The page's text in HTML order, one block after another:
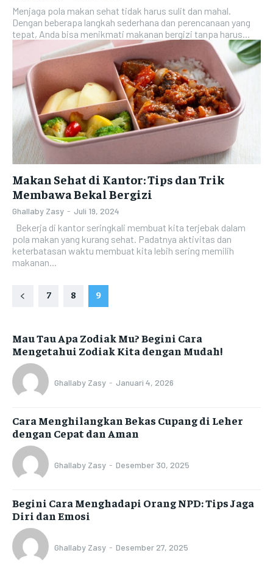
Menjaga pola makan sehat tidak harus sulit dan mahal.
Dengan beberapa langkah sederhana dan perencanaan yang
tepat, Anda bisa menikmati makanan bergizi tanpa harus...
Makan Sehat di Kantor: Tips dan Trik
Membawa Bekal Bergizi
Ghallaby Zasy - Juli 19, 2024
pola makan yang kurang sehat. Padatnya aktivitas dan
keterbatasan waktu membuat kita lebih sering memilih
makanan...
7 8 9
Mau Tau Apa Zodiak Mu? Begini Cara
Mengetahui Zodiak Kita dengan Mudah!
Ghallaby Zasy - Januari 4, 2026
Cara Menghilangkan Bekas Cupang di Leher
dengan Cepat dan Aman
Ghallaby Zasy - Desember 30, 2025
Begini Cara Menghadapi Orang NPD: Tips Jaga
Diri dan Emosi
Ghallaby Zasy - Desember 27, 2025